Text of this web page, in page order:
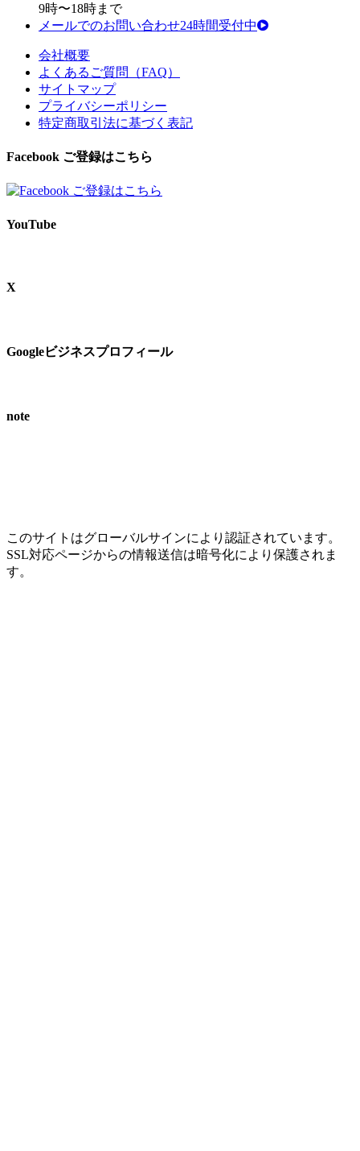
9時〜18時まで
メールでのお問い合わせ24時間受付中
会社概要
よくあるご質問（FAQ）
サイトマップ
プライバシーポリシー
特定商取引法に基づく表記
Facebook ご登録はこちら
YouTube
X
Googleビジネスプロフィール
note
このサイトはグローバルサインにより認証されています。
SSL対応ページからの情報送信は暗号化により保護されま
す。